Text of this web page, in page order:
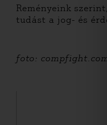
Reményeink
tudást a jog- és
foto: